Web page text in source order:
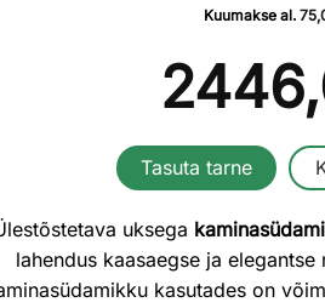
Kuumakse al.
Tasuta tarne
uksega
lahendus kaasaegse ja
kasutades on